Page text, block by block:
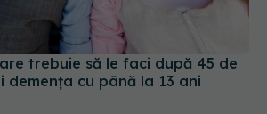
trebuie să le faci după 45 de
cu până la 13 ani